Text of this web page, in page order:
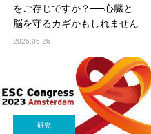
をご存じですか？──心臓と
脳を守るカギかもしれません
2026.06.26
研究